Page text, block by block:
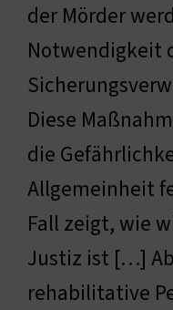
der Mörder
Notwendigkeit
Diese
die
Allgemeinheit
Fall zeigt, wie
Justiz ist […]
rehabilitative